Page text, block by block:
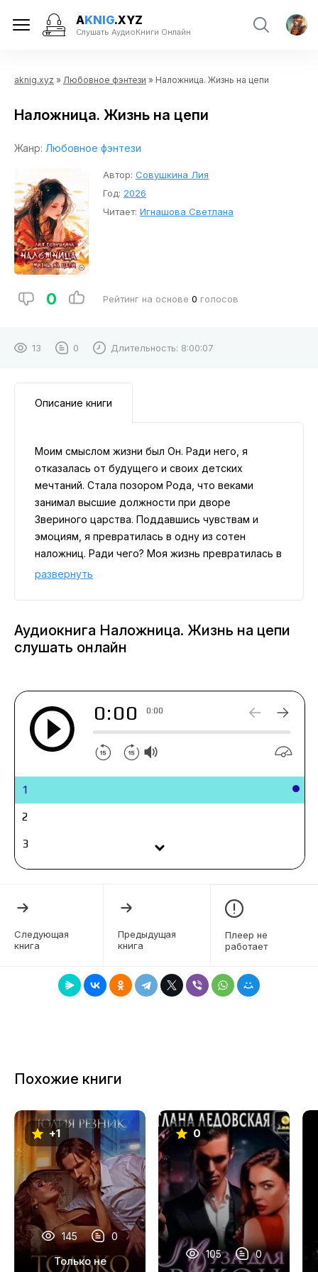
AKNIG.XYZ
Слушать АудиоКниги Онлайн
aknig.xyz » Любовное фэнтези » Наложница. Жизнь на цепи
Наложница. Жизнь на цепи
Жанр: Любовное фэнтези
Автор: Совушкина Лия
Год: 2026
Читает: Игнашова Светлана
0 Рейтинг на основе 0 голосов
13 0 Длительность: 8:00:07
Описание книги
Моим смыслом жизни был Он. Ради него, я
отказалась от будущего и своих детских
мечтаний. Стала позором Рода, что веками
занимал высшие должности при дворе
Звериного царства. Поддавшись чувствам и
эмоциям, я превратилась в одну из сотен
наложниц. Ради чего? Моя жизнь превратилась в
драгоценную темницу из правил, однако так и
дан мне именно для этого? Обрести свободу,
разом делать неправильный выбор?
развернуть
Аудиокнига Наложница. Жизнь на цепи
слушать онлайн
0:00 0:00
1
2
3
4
7
12
13
14
15
16
17
18
Следующая
книга
Предыдущая
книга
Плеер не
работает
Похожие книги
+1
145 0
Только не
0
105 0